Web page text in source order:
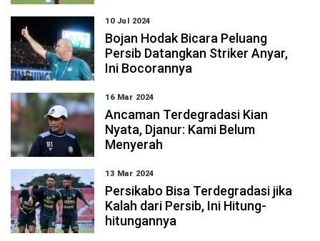
10 Jul 2024
Bojan Hodak Bicara Peluang
Persib Datangkan Striker Anyar,
Ini Bocorannya
16 Mar 2024
Ancaman Terdegradasi Kian
Nyata, Djanur: Kami Belum
Menyerah
13 Mar 2024
Persikabo Bisa Terdegradasi jika
Kalah dari Persib, Ini Hitung-
hitungannya